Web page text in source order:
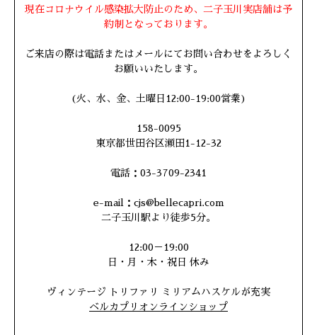
現在コロナウイル感染拡大防止のため、二子玉川実店舗は予
約制となっております。
ご来店の際は電話またはメールにてお問い合わせをよろしく
お願いいたします。
(火、水、金、土曜日12:00-19:00営業)
158-0095
東京都世田谷区瀬田1-12-32
電話：03-3709-2341
e-mail：cjs@bellecapri.com
二子玉川駅より徒歩5分。
12:00－19:00
日・月・木・祝日 休み
ヴィンテージ トリファリ ミリアムハスケルが充実
ベルカプリオンラインショップ